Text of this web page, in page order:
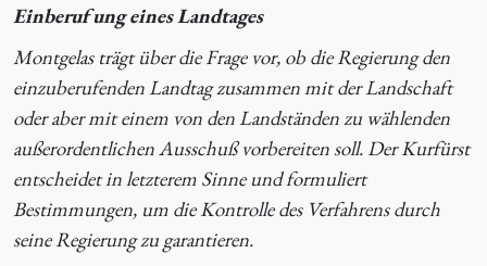
Einberufung eines Landtages
Montgelas trägt über die Frage vor, ob die Regierung den
einzuberufenden Landtag zusammen mit der Landschaft
oder aber mit einem von den Landständen zu wählenden
außerordentlichen Ausschuß vorbereiten soll. Der Kurfürst
entscheidet in letzterem Sinne und formuliert
Bestimmungen, um die Kontrolle des Verfahrens durch
seine Regierung zu garantieren.